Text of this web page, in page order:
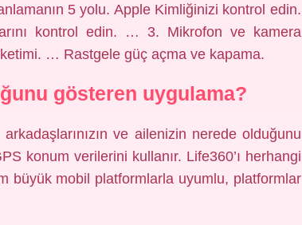
5 yolu. Apple Kimliğinizi kontrol edin.
kontrol edin. … 3. Mikrofon ve kamera
… Rastgele güç açma ve kapama.
gösteren uygulama?
ve ailenizin nerede olduğunu
konum verilerini kullanır. Life360’ı herhangi
büyük mobil platformlarla uyumlu, platformlar